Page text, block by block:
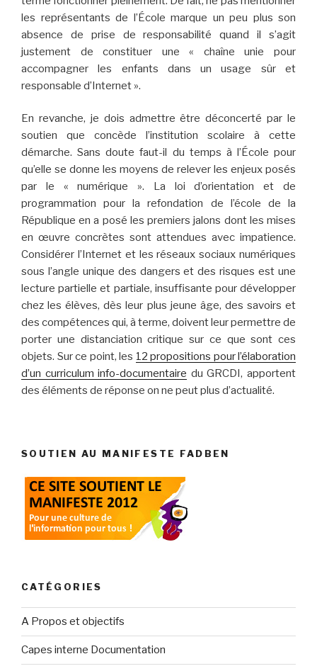
les représentants de l’École marque un peu plus son
absence de prise de responsabilité quand il s’agit
justement de constituer une « chaîne unie pour
accompagner les enfants dans un usage sûr et
responsable d’Internet ».
En revanche, je dois admettre être déconcerté par le
soutien que concède l’institution scolaire à cette
démarche. Sans doute faut-il du temps à l’École pour
qu’elle se donne les moyens de relever les enjeux posés
par le « numérique ». La loi d’orientation et de
programmation pour la refondation de l’école de la
République en a posé les premiers jalons dont les mises
en œuvre concrètes sont attendues avec impatience.
Considérer l’Internet et les réseaux sociaux numériques
sous l’angle unique des dangers et des risques est une
lecture partielle et partiale, insuffisante pour développer
chez les élèves, dès leur plus jeune âge, des savoirs et
des compétences qui, à terme, doivent leur permettre de
porter une distanciation critique sur ce que sont ces
objets. Sur ce point, les 12 propositions pour l’élaboration
d’un curriculum info-documentaire du GRCDI, apportent
des éléments de réponse on ne peut plus d’actualité.
SOUTIEN AU MANIFESTE FADBEN
CATÉGORIES
A Propos et objectifs
Capes interne Documentation